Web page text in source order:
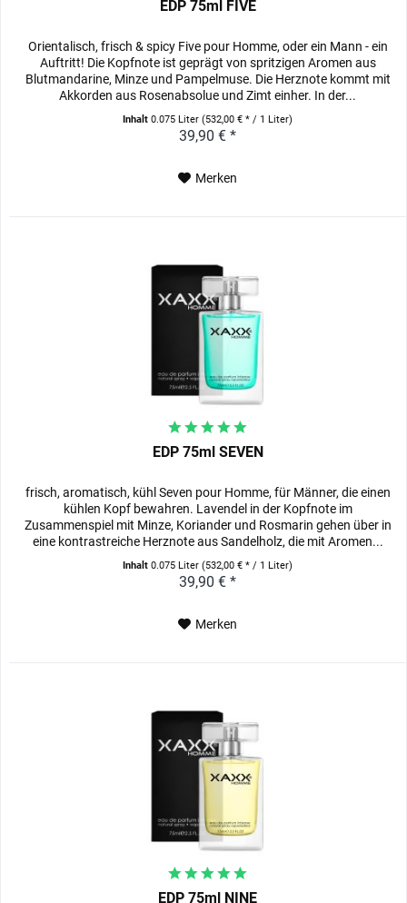
EDP 75ml FIVE
Orientalisch, frisch & spicy Five pour Homme, oder ein Mann - ein
Auftritt! Die Kopfnote ist geprägt von spritzigen Aromen aus
Blutmandarine, Minze und Pampelmuse. Die Herznote kommt mit
Akkorden aus Rosenabsolue und Zimt einher. In der...
Inhalt0.075 Liter(532,00 € * / 1 Liter)
39,90 € *
Merken
EDP 75ml SEVEN
frisch, aromatisch, kühl Seven pour Homme, für Männer, die einen
kühlen Kopf bewahren. Lavendel in der Kopfnote im
Zusammenspiel mit Minze, Koriander und Rosmarin gehen über in
eine kontrastreiche Herznote aus Sandelholz, die mit Aromen...
Inhalt0.075 Liter(532,00 € * / 1 Liter)
39,90 € *
Merken
EDP 75ml NINE